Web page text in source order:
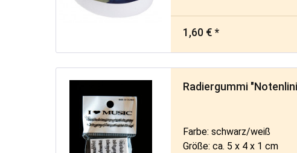
1,60 € *
Radiergummi
Farbe: schwarz/weiß
Größe: ca. 5 x 4 x 1 cm